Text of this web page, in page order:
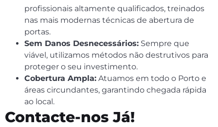
profissionais altamente qualificados, treinados
nas mais modernas técnicas de abertura de
portas.
Sem Danos Desnecessários: Sempre que
viável, utilizamos métodos não destrutivos para
proteger o seu investimento.
Cobertura Ampla: Atuamos em todo o Porto e
áreas circundantes, garantindo chegada rápida
ao local.
Contacte-nos Já!